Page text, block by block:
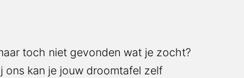
niet gevonden wat je zocht? Dat
jouw droomtafel zelf samenstellen!